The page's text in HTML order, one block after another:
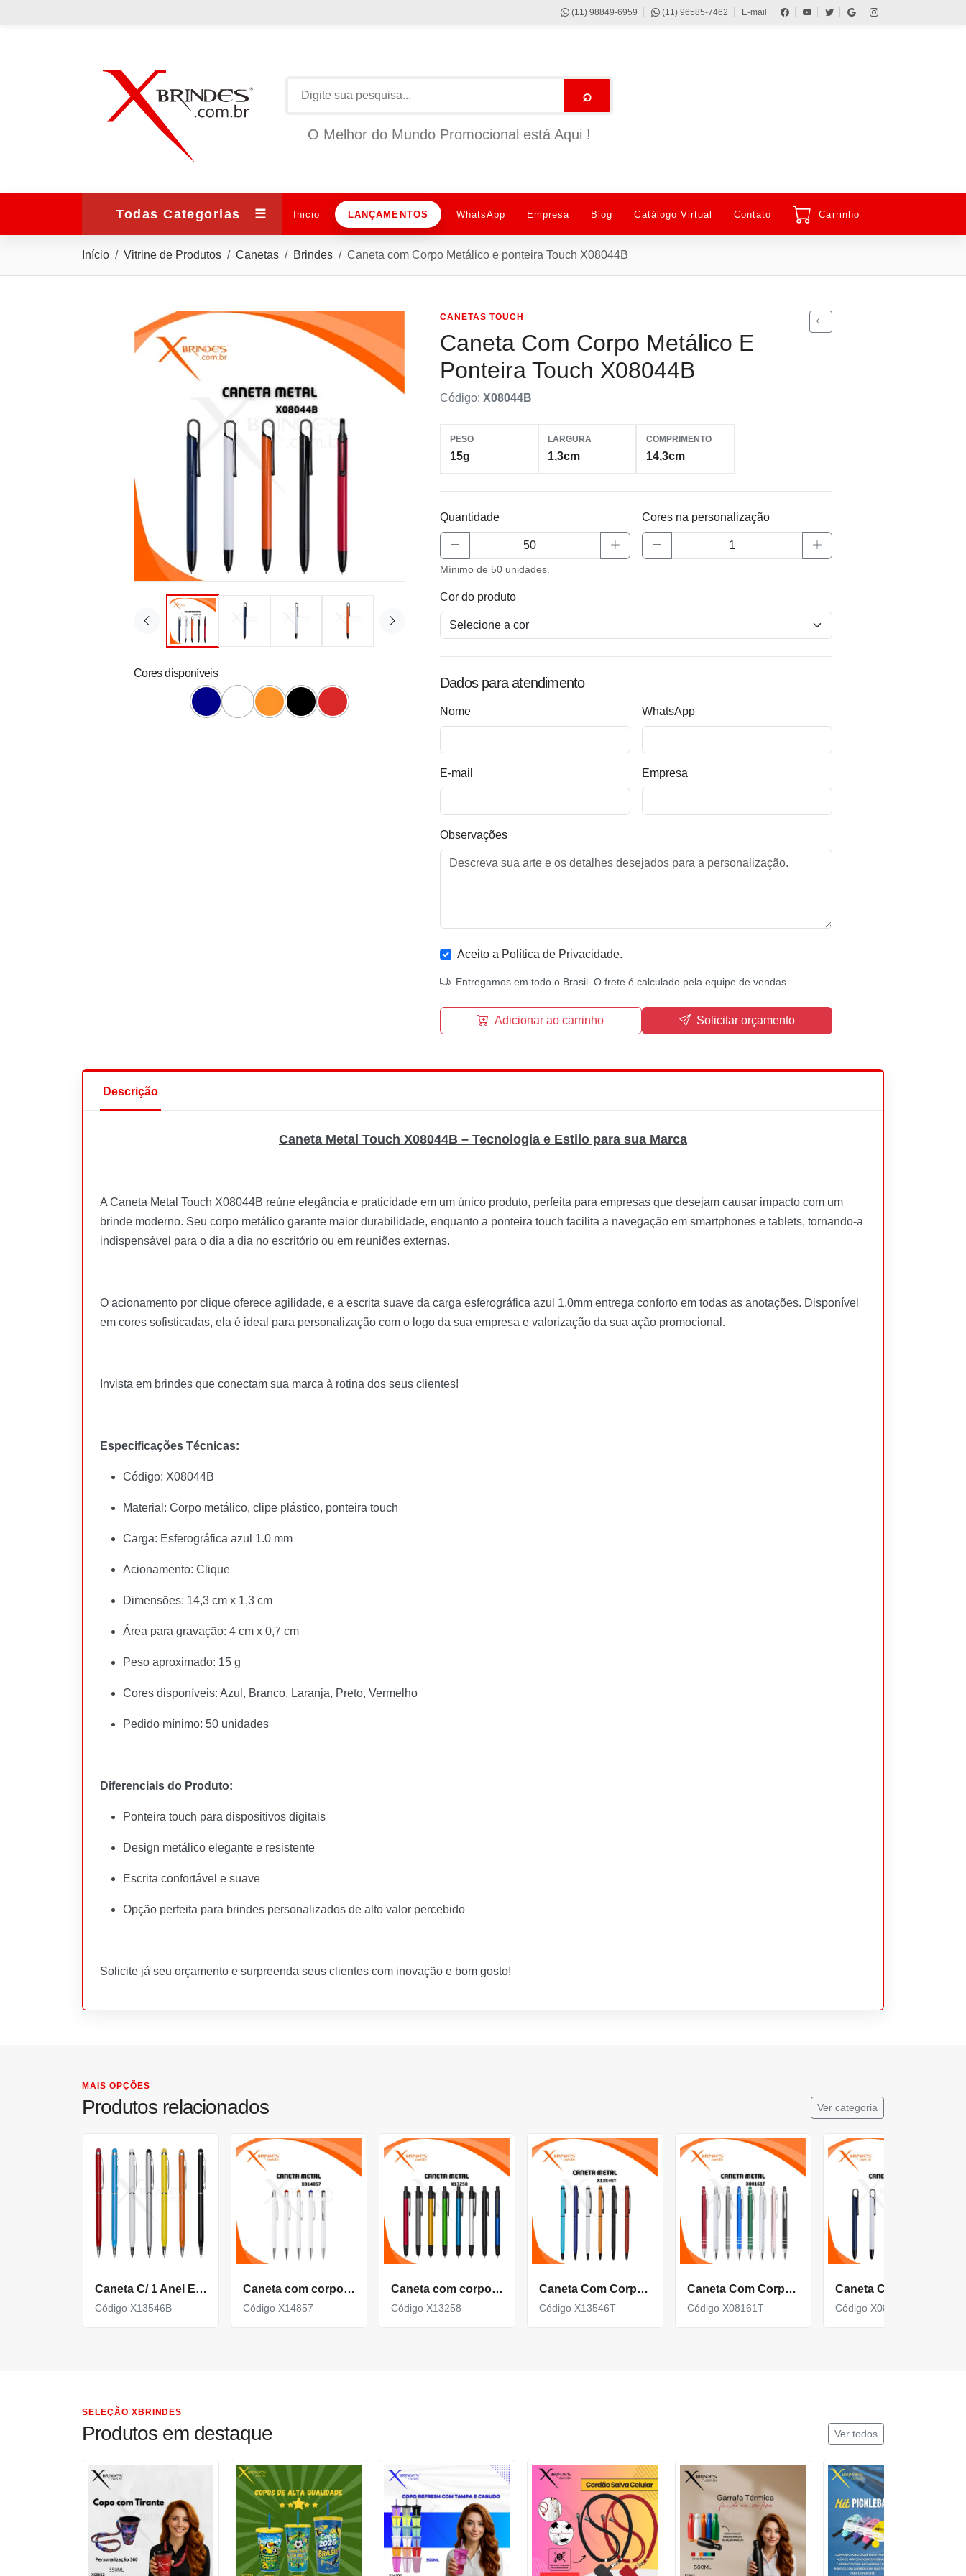
(11) 98849-6959 (11) 96585-7462 E-mail
⌕
O Melhor do Mundo Promocional está Aqui !
Todas Categorias ☰ Inicio LANÇAMENTOS WhatsApp Empresa Blog Catálogo Virtual Contato Carrinho
Início Vitrine de Produtos Canetas Brindes Caneta com Corpo Metálico e ponteira Touch X08044B
Cores disponíveis
CANETAS TOUCH
Caneta Com Corpo Metálico E
Ponteira Touch X08044B
Código: X08044B
PESO
15g
LARGURA
1,3cm
COMPRIMENTO
14,3cm
Quantidade
Mínimo de 50 unidades.
Cores na personalização
Cor do produto
Dados para atendimento
Nome WhatsApp
E-mail Empresa
Observações
Aceito a Política de Privacidade.
Entregamos em todo o Brasil. O frete é calculado pela equipe de vendas.
Adicionar ao carrinho Solicitar orçamento
Descrição
Caneta Metal Touch X08044B – Tecnologia e Estilo para sua Marca
A Caneta Metal Touch X08044B reúne elegância e praticidade em um único produto, perfeita para empresas que desejam causar impacto com um
brinde moderno. Seu corpo metálico garante maior durabilidade, enquanto a ponteira touch facilita a navegação em smartphones e tablets, tornando-a
indispensável para o dia a dia no escritório ou em reuniões externas.
O acionamento por clique oferece agilidade, e a escrita suave da carga esferográfica azul 1.0mm entrega conforto em todas as anotações. Disponível
em cores sofisticadas, ela é ideal para personalização com o logo da sua empresa e valorização da sua ação promocional.
Invista em brindes que conectam sua marca à rotina dos seus clientes!
Especificações Técnicas:
Código: X08044B
Material: Corpo metálico, clipe plástico, ponteira touch
Carga: Esferográfica azul 1.0 mm
Acionamento: Clique
Dimensões: 14,3 cm x 1,3 cm
Área para gravação: 4 cm x 0,7 cm
Peso aproximado: 15 g
Cores disponíveis: Azul, Branco, Laranja, Preto, Vermelho
Pedido mínimo: 50 unidades
Diferenciais do Produto:
Ponteira touch para dispositivos digitais
Design metálico elegante e resistente
Escrita confortável e suave
Opção perfeita para brindes personalizados de alto valor percebido
Solicite já seu orçamento e surpreenda seus clientes com inovação e bom gosto!
MAIS OPÇÕES
Produtos relacionados Ver categoria
Caneta C/ 1 Anel E Ponta Touch (Mult. De 100)
Código X13546B
Caneta com corpo de Metal e Ponteira Touch acionamento por clique X14857
Código X14857
Caneta com corpo de Metal e Ponteira Touch X13258
Código X13258
Caneta Com Corpo Metal E Ponteira Touch Screen X13546T
Código X13546T
Caneta Com Corpo Metálico E Ponteira Touch Acionamento Por Clique X08161T
Código X08161T Código X08044B
SELEÇÃO XBRINDES
Produtos em destaque Ver todos